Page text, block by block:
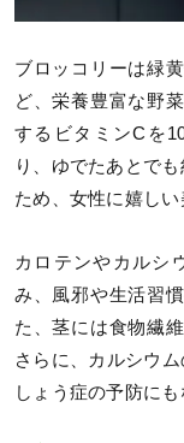
ブロッコリーは緑
ど、栄養豊富な野
するビタミンCを
り、ゆでたあとで
ため、女性に嬉しい
カロテンやカルシ
み、風邪や生活習
た、茎には食物繊
さらに、カルシウ
しょう症の予防にも